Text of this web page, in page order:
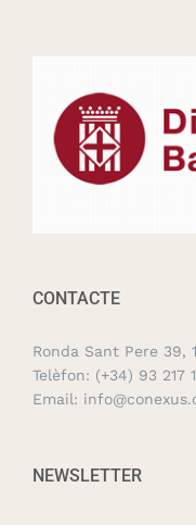
CONTACTE
Ronda Sant Pere 39,
Telèfon: (+34) 93 217
Email:
NEWSLETTER